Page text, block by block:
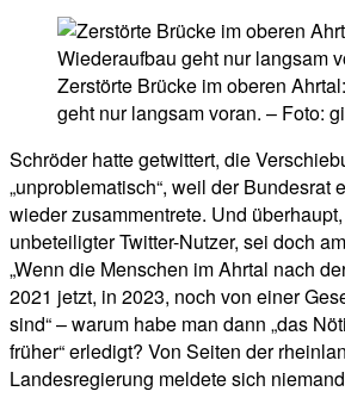
Zerstörte Brücke im oberen
geht nur langsam voran. – Foto:
Schröder hatte getwittert, die
„unproblematisch“, weil der Bundesrat
wieder zusammentrete. Und
unbeteiligter Twitter-Nutzer, sei doch
„Wenn die Menschen im Ahrtal nach
2021 jetzt, in 2023, noch von einer
sind“ – warum habe man dann „das
früher“ erledigt? Von Seiten der
Landesregierung meldete sich